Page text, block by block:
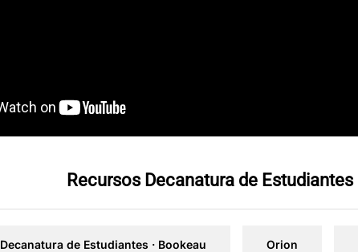
Recursos Decanatura de Estudiantes
Decanatura de Estudiantes · Bookeau Orion